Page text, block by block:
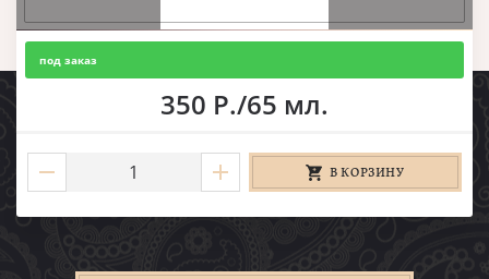
под заказ
350 Р./65 мл.
В КОРЗИНУ